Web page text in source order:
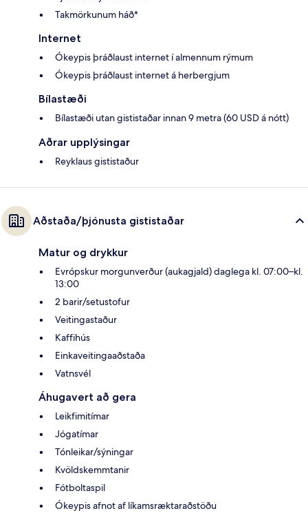
Takmörkunum háð*
Internet
Ókeypis þráðlaust internet í almennum rýmum
Ókeypis þráðlaust internet á herbergjum
Bílastæði
Bílastæði utan gististaðar innan 9 metra (60 USD á nótt)
Aðrar upplýsingar
Reyklaus gististaður
Aðstaða/þjónusta gististaðar
Matur og drykkur
Evrópskur morgunverður (aukagjald) daglega kl. 07:00–kl.
13:00
2 barir/setustofur
Veitingastaður
Kaffihús
Einkaveitingaaðstaða
Vatnsvél
Áhugavert að gera
Leikfimitímar
Jógatímar
Tónleikar/sýningar
Kvöldskemmtanir
Fótboltaspil
Ókeypis afnot af líkamsræktaraðstöðu